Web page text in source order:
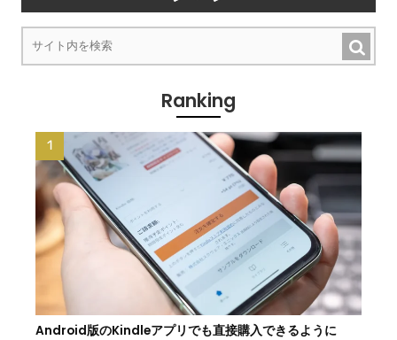
Ranking
Android版のKindleアプリでも直接購入できるように